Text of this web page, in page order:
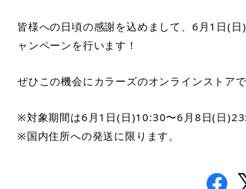
皆様への日頃の感謝を込めまして、6月1日(
ャンペーンを行います！
ぜひこの機会にカラーズのオンラインストア
※対象期間は6月1日(日)10:30〜6月8日(日
※国内住所への発送に限ります。